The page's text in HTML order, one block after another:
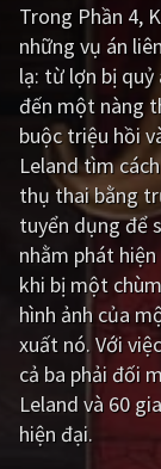
Kinh dị
Phiêu lưu
Viễn tưởng
Hoạt hình
Tình cảm - Lãng
Giật gân
Bí ẩn
Viễn Tây
GameShow
Trong Phần 4,
những vụ án
lạ: từ lợn bị quỷ
đến một nàng
buộc triệu hồi
Leland tìm
thụ thai bằng
tuyển dụng để
nhằm phát
khi bị một
hình ảnh của
xuất nó. Với
cả ba phải đối
Leland và 60
hiện đại.